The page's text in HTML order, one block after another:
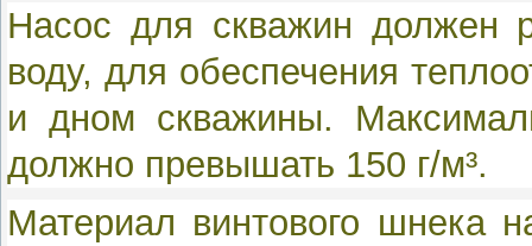
Насос для скважин должен
воду, для обеспечения
и дном скважины.
должно превышать 150 г/м³.
Материал винтового шнека